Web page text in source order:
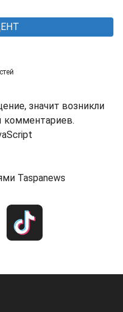
значит возникли
комментариев.
Taspanews